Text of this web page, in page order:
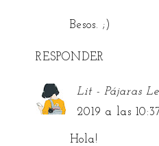
Besos. ;)
RESPONDER
Lit - Pájaras
2019 a las
Hola!